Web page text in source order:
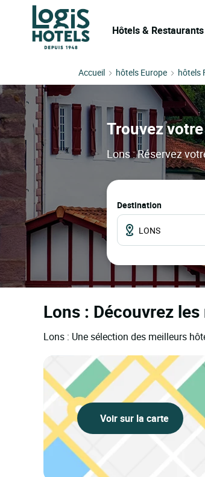
Hôtels & Restaurants
Accueil hôtels Europe hôtels
Trouvez
Lons : Réservez
Destination
Lons : Découvrez
Lons : Une sélection des meilleurs
Voir sur la carte